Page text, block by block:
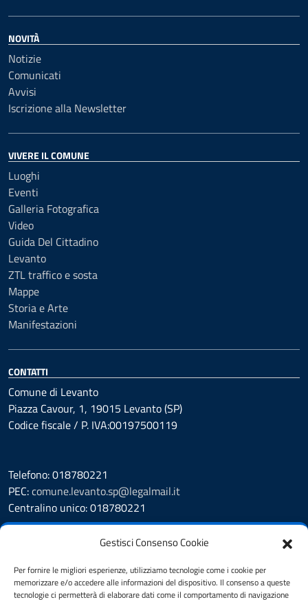
Gestisci Consenso Cookie
Per fornire le migliori esperienze, utilizziamo tecnologie come i cookie per
memorizzare e/o accedere alle informazioni del dispositivo. Il consenso a queste
tecnologie ci permetterà di elaborare dati come il comportamento di navigazione
NOVITÀ
Notizie
Comunicati
Avvisi
Iscrizione alla Newsletter
VIVERE IL COMUNE
Luoghi
Eventi
Galleria Fotografica
Video
Guida Del Cittadino
Levanto
ZTL traffico e sosta
Mappe
Storia e Arte
Manifestazioni
CONTATTI
Comune di Levanto
Piazza Cavour, 1, 19015 Levanto (SP)
Codice fiscale / P. IVA:00197500119
Telefono: 018780221
PEC:comune.levanto.sp@legalmail.it
Centralino unico: 018780221
Prenotazione appuntamento
Segnalazione disservizio
Whistleblowing